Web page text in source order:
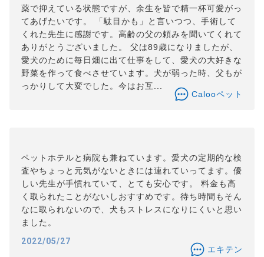
薬で抑えている状態ですが、余生を皆で精一杯可愛がっ
てあげたいです。 「駄目かも」と言いつつ、手術して
くれた先生に感謝です。高齢の父の頼みを聞いてくれて
ありがとうございました。 父は89歳になりましたが、
愛犬のために毎日畑に出て仕事をして、愛犬の大好きな
野菜を作って食べさせています。犬が弱った時、父もが
っかりして大変でした。今はお互...
Calooペット
ペットホテルと病院も兼ねています。愛犬の定期的な検
査やちょっと元気がないときには連れていってます。優
しい先生が手慣れていて、とても安心です。 料金も高
く取られたことがないしおすすめです。待ち時間もそん
なに取られないので、犬もストレスになりにくいと思い
ました。
2022/05/27
エキテン